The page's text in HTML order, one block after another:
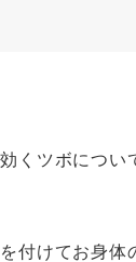
くツボについ
付けてお身体